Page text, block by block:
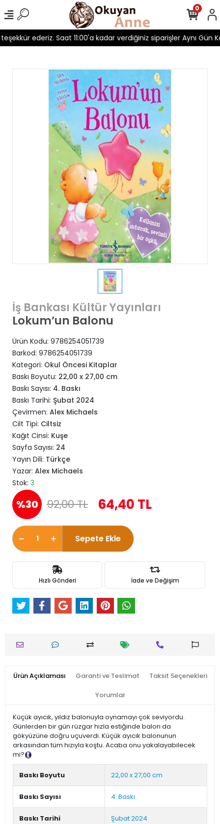
ederiz. Saat 11:00'a kadar verdiğiniz siparişler Aynı Gün
0
İş Bankası Kültür Yayınları
Lokum’un Balonu
Ürün Kodu: 9786254051739
Barkod: 9786254051739
Kategori: Okul Öncesi Kitaplar
Baskı Boyutu: 22,00 x 27,00 cm
Baskı Sayısı: 4. Baskı
Baskı Tarihi: Şubat 2024
Çevirmen: Alex Michaels
Cilt Tipi: Ciltsiz
Kağıt Cinsi: Kuşe
Sayfa Sayısı: 24
Yayın Dili: Türkçe
Yazar: Alex Michaels
Stok: 3
%30 92,00 TL 64,40 TL
Sepete Ekle
Hızlı Gönderi İade ve Değişim
Ürün Açıklaması Garanti ve Teslimat Taksit Seçenekleri
Yorumlar
Küçük ayıcık, yıldız balonuyla oynamayı çok seviyordu.
Günlerden bir gün rüzgar hızla estiğinde balon da
gökyüzüne doğru uçuverdi. Küçük ayıcık balonunun
arkasından tüm hızıyla koştu. Acaba onu yakalayabilecek
mi?
Baskı Boyutu 22,00 x 27,00 cm
Baskı Sayısı 4. Baskı
Baskı Tarihi Şubat 2024